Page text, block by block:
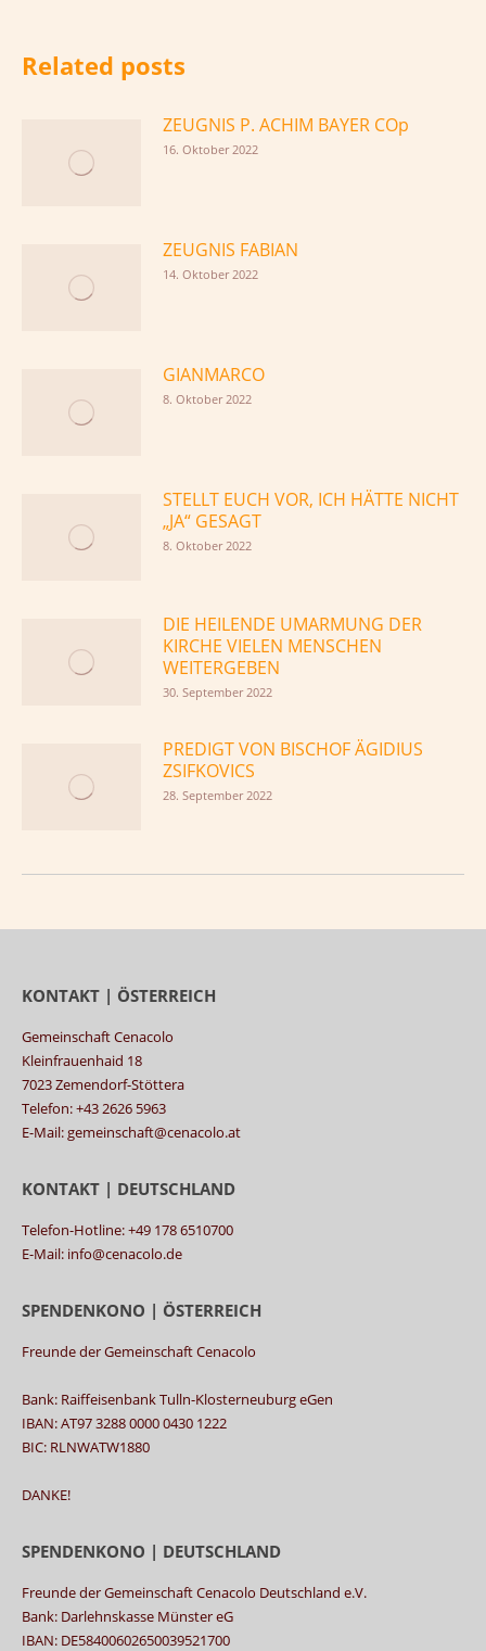
Related posts
ZEUGNIS P. ACHIM BAYER COp
16. Oktober 2022
ZEUGNIS FABIAN
14. Oktober 2022
GIANMARCO
8. Oktober 2022
STELLT EUCH VOR, ICH HÄTTE NICHT
„JA“ GESAGT
8. Oktober 2022
DIE HEILENDE UMARMUNG DER
KIRCHE VIELEN MENSCHEN
WEITERGEBEN
30. September 2022
PREDIGT VON BISCHOF ÄGIDIUS
ZSIFKOVICS
28. September 2022
KONTAKT | ÖSTERREICH
Gemeinschaft Cenacolo
Kleinfrauenhaid 18
7023 Zemendorf-Stöttera
Telefon: +43 2626 5963
E-Mail: gemeinschaft@cenacolo.at
KONTAKT | DEUTSCHLAND
Telefon-Hotline: +49 178 6510700
E-Mail: info@cenacolo.de
SPENDENKONO | ÖSTERREICH
Freunde der Gemeinschaft Cenacolo
Bank: Raiffeisenbank Tulln-Klosterneuburg eGen
IBAN: AT97 3288 0000 0430 1222
BIC: RLNWATW1880
DANKE!
SPENDENKONO | DEUTSCHLAND
Freunde der Gemeinschaft Cenacolo Deutschland e.V.
Bank: Darlehnskasse Münster eG
IBAN: DE58400602650039521700